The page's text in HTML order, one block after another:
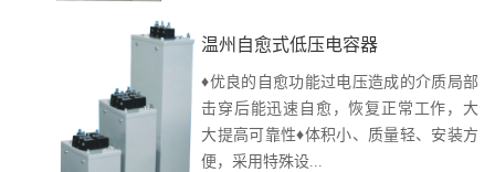
温州自愈式低压电容器
♦优良的自愈功能过电压造成的介质局部
击穿后能迅速自愈，恢复正常工作，大
大提高可靠性♦体积小、质量轻、安装方
便，采用特殊设...